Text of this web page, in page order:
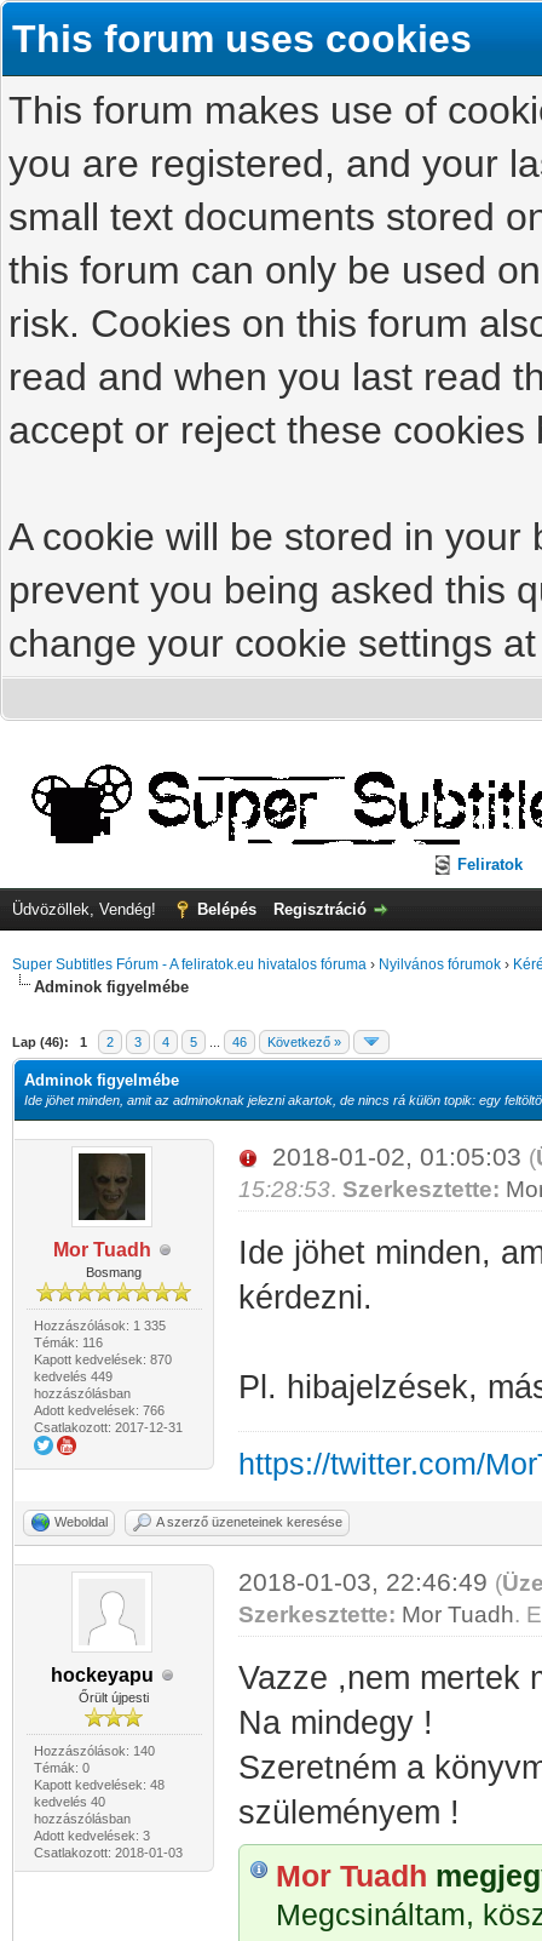
This forum uses cookies
This forum makes use of
you are registered, and your
small text documents stored
this forum can only be used
risk. Cookies on this forum
read and when you last read
accept or reject these cookies
A cookie will be stored in
prevent you being asked this
change your cookie settings
Feliratok
Üdvözöllek, Vendég! Belépés Regisztráció
Super Subtitles Fórum - A feliratok.eu hivatalos fóruma › Nyilvános fórumok ›
Adminok figyelmébe
Lap (46): 1 2 3 4 5 46 Következő »
Adminok figyelmébe
Ide jöhet minden, amit az adminoknak jelezni akartok, de nincs rá külön topik: egy
Mor Tuadh
Bosmang
Hozzászólások: 1 335
Témák: 116
Kapott kedvelések: 870
kedvelés 449
hozzászólásban
Adott kedvelések: 766
Csatlakozott: 2017-12-31
2018-01-02, 01:05:03 (
15:28:53. Szerkesztette:
Ide jöhet minden,
kérdezni.
Pl. hibajelzések,
https://twitter.com/
Weboldal A szerző üzeneteinek keresése
hockeyapu
Őrült újpesti
Hozzászólások: 140
Témák: 0
Kapott kedvelések: 48
kedvelés 40
hozzászólásban
Adott kedvelések: 3
Csatlakozott: 2018-01-03
2018-01-03, 22:46:49 (
Szerkesztette: Mor Tuadh.
Vazze ,nem mertek
Na mindegy !
Szeretném a
szüleményem !
Mor Tuadh
Megcsináltam,